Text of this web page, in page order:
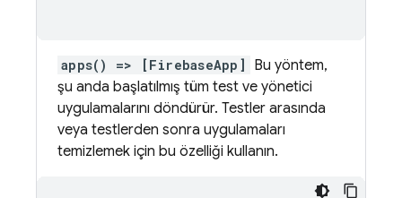
apps() => [FirebaseApp]
Bu yöntem,
şu anda başlatılmış tüm test ve yönetici
uygulamalarını döndürür. Testler arasında
veya testlerden sonra uygulamaları
temizlemek için bu özelliği kullanın.